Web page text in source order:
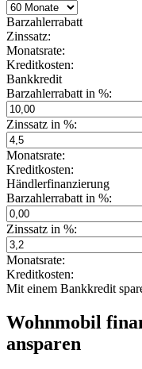
Barzahlerrabatt
Zinssatz:
Monatsrate:
Kreditkosten:
Bankkredit
Barzahlerrabatt in %:
Zinssatz in %:
Monatsrate:
Kreditkosten:
Händlerfinanzierung
Barzahlerrabatt in %:
Zinssatz in %:
Monatsrate:
Kreditkosten:
Mit einem Bankkredit
Wohnmobil
ansparen